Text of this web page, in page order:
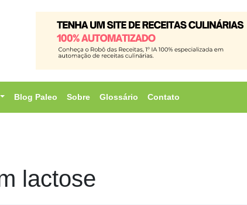
Blog Paleo Sobre Glossário Contato
lactose